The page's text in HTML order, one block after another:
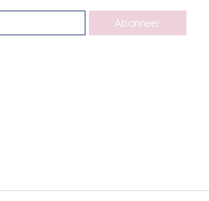
Abonneer